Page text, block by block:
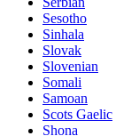
Sesotho
Sinhala
Slovak
Slovenian
Somali
Samoan
Scots Gaelic
Shona